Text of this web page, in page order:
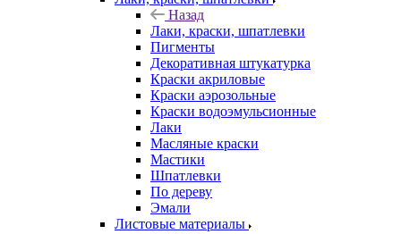
Назад
Лаки, краски, шпатлевки
Пигменты
Декоративная штукатурка
Краски акриловые
Краски аэрозольные
Краски водоэмульсионные
Лаки
Масляные краски
Мастики
Шпатлевки
По дереву
Эмали
Листовые материалы